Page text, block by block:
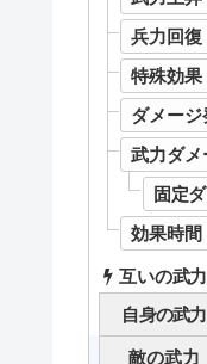
兵力回復
特殊効果
ダメージ
武力ダメ
固定
効果時間
互いの武
自身の武力
敵の武力